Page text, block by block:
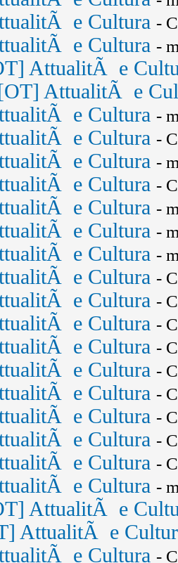
e Cultura -
e Cultura -
AttualitÃ e
AttualitÃ e
e Cultura -
e Cultura -
e Cultura -
e Cultura -
e Cultura -
e Cultura -
e Cultura -
e Cultura -
e Cultura -
e Cultura -
e Cultura -
e Cultura -
e Cultura -
e Cultura -
e Cultura -
e Cultura -
e Cultura -
AttualitÃ e
AttualitÃ e
e Cultura -